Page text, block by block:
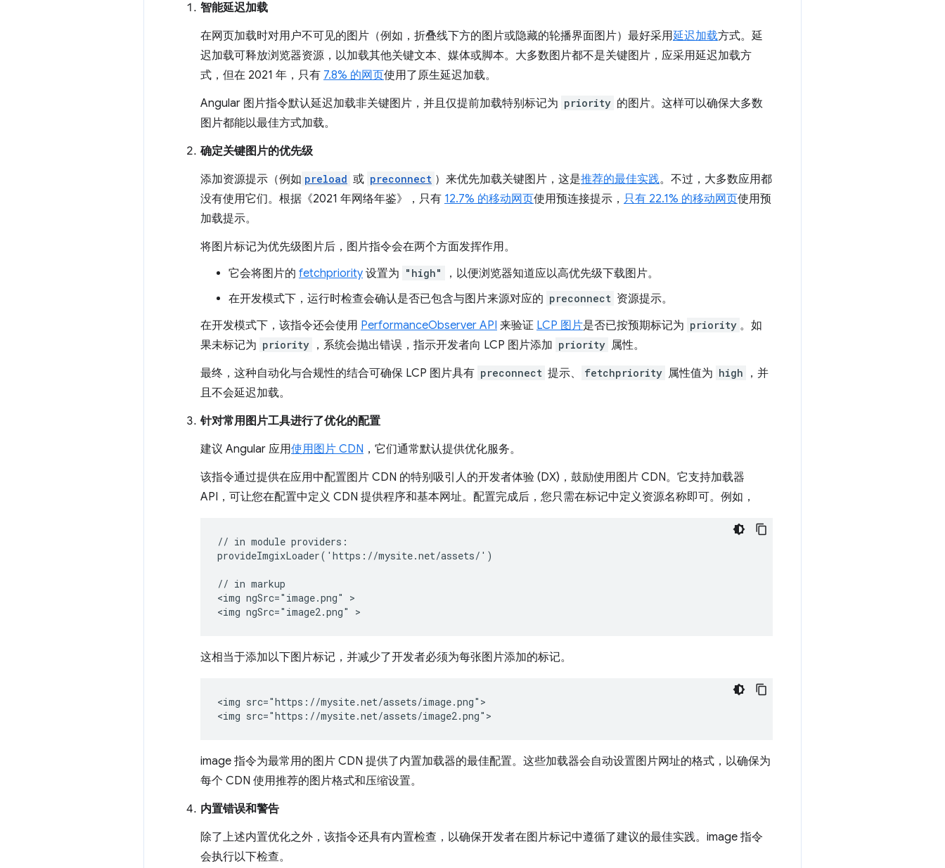
智能延迟加载
在网页加载时对用户不可见的图片（例如，折叠线下方的图片或隐藏的轮播界面图片）最好采用延迟加载方式。延
迟加载可释放浏览器资源，以加载其他关键文本、媒体或脚本。大多数图片都不是关键图片，应采用延迟加载方
式，但在 2021 年，只有 7.8% 的网页使用了原生延迟加载。
Angular 图片指令默认延迟加载非关键图片，并且仅提前加载特别标记为 priority 的图片。这样可以确保大多数
图片都能以最佳方式加载。
确定关键图片的优先级
添加资源提示（例如 preload 或 preconnect ）来优先加载关键图片，这是推荐的最佳实践。不过，大多数应用都
没有使用它们。根据《2021 年网络年鉴》，只有 12.7% 的移动网页使用预连接提示， 只有 22.1% 的移动网页使用预
加载提示。
将图片标记为优先级图片后，图片指令会在两个方面发挥作用。
它会将图片的 fetchpriority 设置为 "high"
，以便浏览器知道应以高优先级下载图片。
在开发模式下，运行时检查会确认是否已包含与图片来源对应的 preconnect 资源提示。
在开发模式下，该指令还会使用 PerformanceObserver API 来验证 LCP 图片是否已按预期标记为 priority 。如
果未标记为 priority ，系统会抛出错误，指示开发者向 LCP 图片添加 priority 属性。
最终，这种自动化与合规性的结合可确保 LCP 图片具有 preconnect 提示、 fetchpriority 属性值为 high
，并
且不会延迟加载。
针对常用图片工具进行了优化的配置
建议 Angular 应用使用图片 CDN ，它们通常默认提供优化服务。
该指令通过提供在应用中配置图片 CDN 的特别吸引人的开发者体验 (DX)，鼓励使用图片 CDN。它支持加载器
API，可让您在配置中定义 CDN 提供程序和基本网址。配置完成后，您只需在标记中定义资源名称即可。例如，
// in module providers:
provideImgixLoader('https://mysite.net/assets/')
// in markup
<img ngSrc="image.png" >
这相当于添加以下图片标记，并减少了开发者必须为每张图片添加的标记。
<img src="https://mysite.net/assets/image.png">
image 指令为最常用的图片 CDN 提供了内置加载器的最佳配置。这些加载器会自动设置图片网址的格式，以确保为
每个 CDN 使用推荐的图片格式和压缩设置。
内置错误和警告
除了上述内置优化之外，该指令还具有内置检查，以确保开发者在图片标记中遵循了建议的最佳实践。image 指令
会执行以下检查。